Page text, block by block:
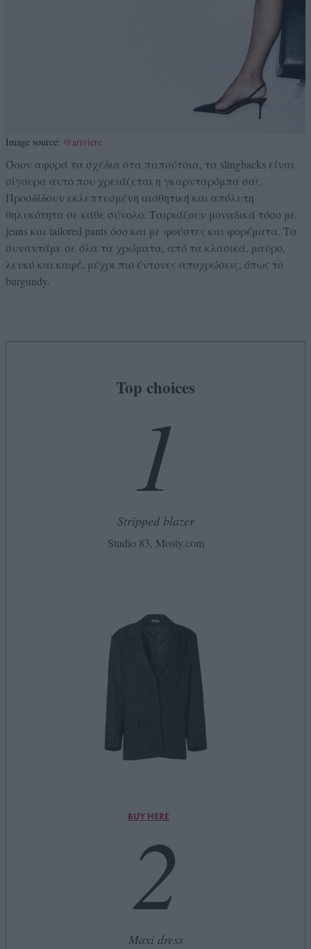
Image source: @ariviere
Όσον αφορά τα σχέδια στα παπούτσια, τα slingbacks είναι
σίγουρα αυτό που χρειάζεται η γκαρνταρόμπα σας.
Προσδίδουν εκλεπτυσμένη αισθητική και απόλυτη
θηλυκότητα σε κάθε σύνολο. Ταιριάζουν μοναδικά τόσο με
jeans και tailored pants όσο και με φούστες και φορέματα. Τα
συναντάμε σε όλα τα χρώματα, από τα κλασικά, μαύρο,
λευκό και καφέ, μέχρι πιο έντονες αποχρώσεις, όπως το
burgundy.
Top choices
1
Stripped blazer
Studio 83, Mosty.com
BUY HERE
2
Maxi dress